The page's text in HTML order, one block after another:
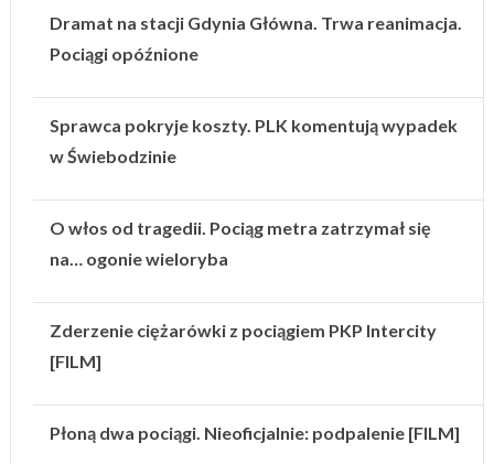
Dramat na stacji Gdynia Główna. Trwa reanimacja.
Pociągi opóźnione
Sprawca pokryje koszty. PLK komentują wypadek
w Świebodzinie
O włos od tragedii. Pociąg metra zatrzymał się
na… ogonie wieloryba
Zderzenie ciężarówki z pociągiem PKP Intercity
[FILM]
Płoną dwa pociągi. Nieoficjalnie: podpalenie [FILM]